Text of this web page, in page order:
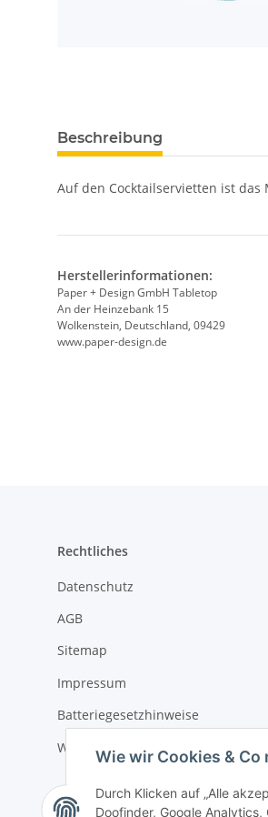
Wie wir Cookies & Co
Durch Klicken auf „Alle
Doofinder, Google
Beschreibung
Auf den Cocktailservietten ist
Herstellerinformationen:
Paper + Design GmbH Tabletop
An der Heinzebank 15
Wolkenstein, Deutschland, 09429
www.paper-design.de
Rechtliches
Datenschutz
AGB
Sitemap
Impressum
Batteriegesetzhinweise
Widerrufsrecht